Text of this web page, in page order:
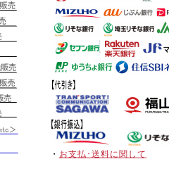
・ お支払･送料に関して